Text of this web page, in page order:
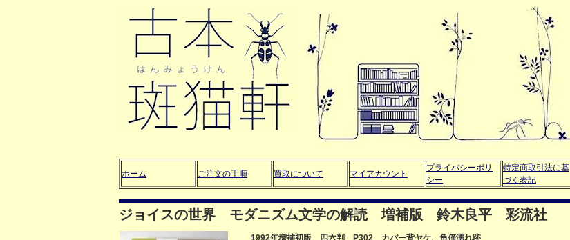
ホーム ご注文の手順 買取について マイアカウント
プライバシーポリ
シー
特定商取引法に基
づく表記
ジョイスの世界 モダニズム文学の解読 増補版 鈴木良平 彩流社
1992年増補初版 四六判 P302 カバー背ヤケ、角僅濡れ跡